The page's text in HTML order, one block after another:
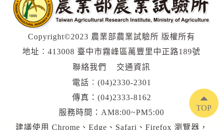
Copyright©2023 農業部農業試驗所 版權所有
地址︰413008 臺中市霧峰區萬豐里中正路189號
聯絡我們
交通資訊
電話︰ (04)2330-2301
傳真：(04)2333-8162
服務時間：AM8:00~PM5:00
建議使用 Chrome、Edge、Safari、Firefox 瀏覽器，
TOP